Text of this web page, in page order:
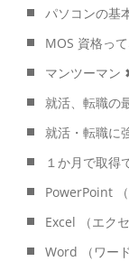
パソコンの基
MOS 資格っ
マンツーマン
就活、転職の
就活・転職に
１か月で取得
PowerPoint
Excel （エク
Word （ワー